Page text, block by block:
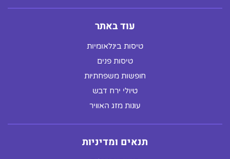
עוד באתר
טיסות בינלאומיות
טיסות פנים
חופשות משפחתיות
טיולי ירח דבש
עונות מזג האוויר
תנאים ומדיניות